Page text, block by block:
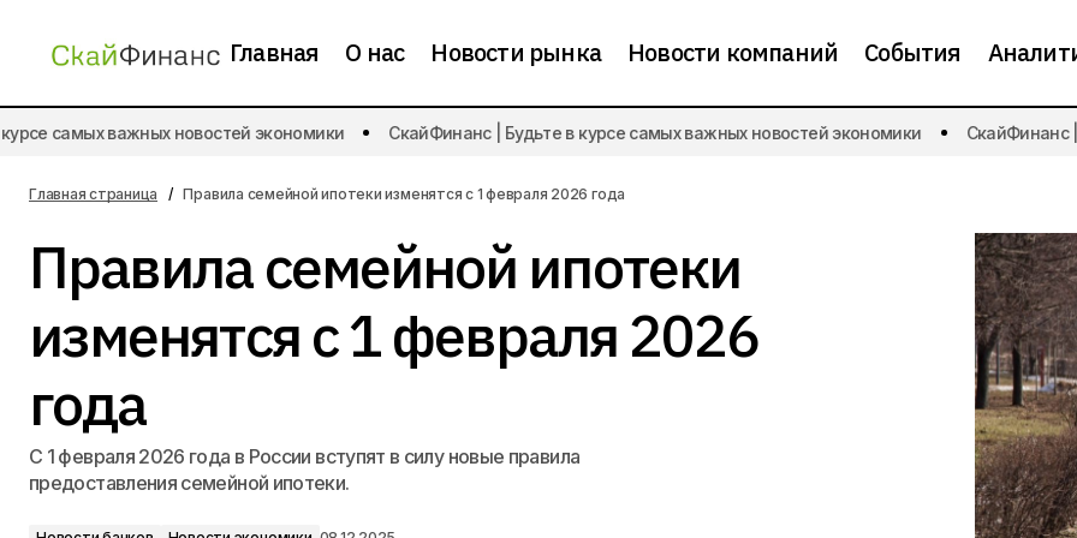
Главная О нас Новости рынка Новости компаний События
На Финуслугах появился вклад под
Новости банков
Правила семейной ипотеки изменятся с 1
самых важных новостей экономики СкайФинанс | Будьте в курсе самых важных новостей экономики СкайФинанс |
Главная страница Правила семейной ипотеки изменятся с 1 февраля 2026 года
Правила семейной ипотеки
изменятся с 1 февраля 2026
года
С 1 февраля 2026 года в России вступят в силу новые правила
предоставления семейной ипотеки.